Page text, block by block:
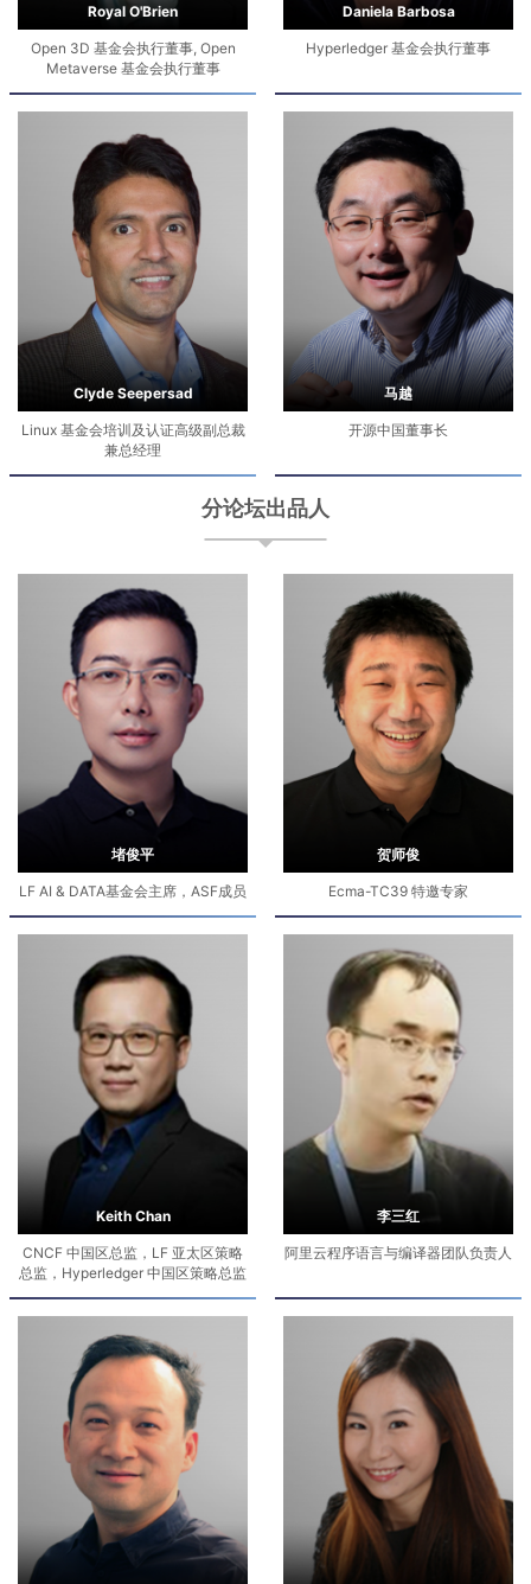
Royal O'Brien
Open 3D 基金会执行董事, Open
Metaverse 基金会执行董事
Daniela Barbosa
Hyperledger 基金会执行董事
Clyde Seepersad
Linux 基金会培训及认证高级副总裁
兼总经理
马越
开源中国董事长
分论坛出品人
堵俊平
LF AI & DATA基金会主席，ASF成员
贺师俊
Ecma-TC39 特邀专家
Keith Chan
CNCF 中国区总监，LF 亚太区策略
总监，Hyperledger 中国区策略总监
李三红
阿里云程序语言与编译器团队负责人